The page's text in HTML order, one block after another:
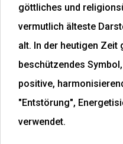
göttliches und
vermutlich älteste
alt. In der heutigen Zeit
beschützendes
positive,
"Entstörung",
verwendet.